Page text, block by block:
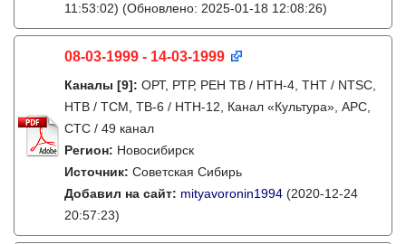
11:53:02) (Обновлено: 2025-01-18 12:08:26)
08-03-1999 - 14-03-1999
Каналы [9]: ОРТ, РТР, РЕН ТВ / НТН-4, ТНТ / NTSC,
НТВ / ТСМ, ТВ-6 / НТН-12, Канал «Культура», АРС,
СТС / 49 канал
Регион: Новосибирск
Источник: Советская Сибирь
Добавил на сайт: mityavoronin1994 (2020-12-24
20:57:23)